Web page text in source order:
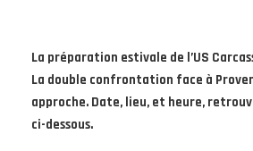
La préparation estivale de l’US
La double confrontation face à
approche. Date, lieu, et heure,
ci-dessous.